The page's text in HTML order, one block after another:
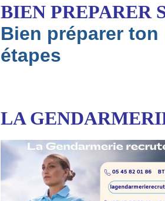
BIEN
Bien préparer ton
étapes
LA